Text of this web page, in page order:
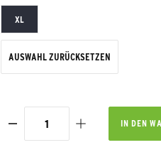
XL
AUSWAHL ZURÜCKSETZEN
IN DEN